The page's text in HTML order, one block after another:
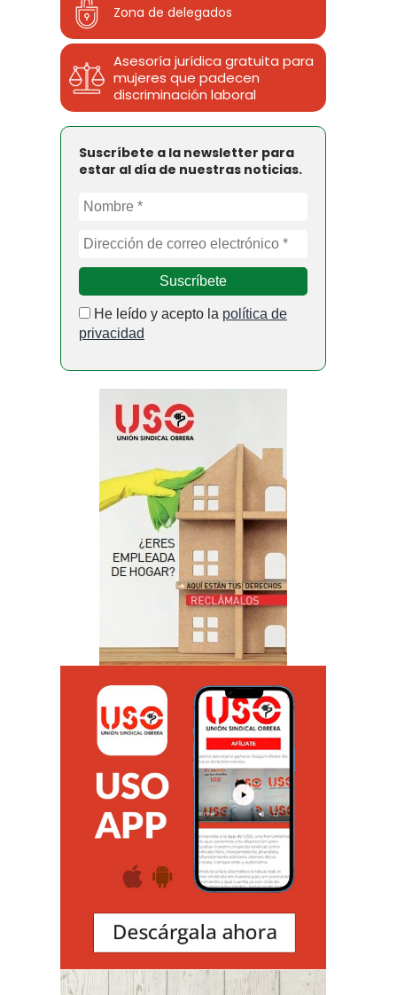
Zona de delegados
Asesoría jurídica gratuita para
mujeres que padecen
discriminación laboral
Suscríbete a la newsletter para
estar al día de nuestras noticias.
He leído y acepto la política de
privacidad